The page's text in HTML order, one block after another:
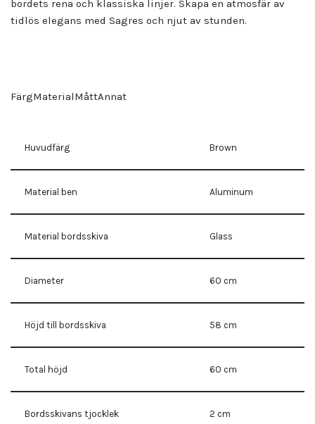
bordets rena och klassiska linjer. Skapa en atmosfär av
tidlös elegans med Sagres och njut av stunden.
FärgMaterialMåttAnnat
Huvudfärg Brown
Material ben Aluminum
Material bordsskiva Glass
Diameter 60 cm
Höjd till bordsskiva 58 cm
Total höjd 60 cm
Bordsskivans tjocklek 2 cm